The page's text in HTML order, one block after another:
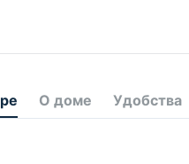
О доме Удобства